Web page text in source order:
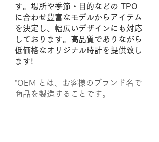
す。場所や季節・目的などの TPO
に合わせ豊富なモデルからアイテム
を決定し、幅広いデザインにも対応
しております。高品質でありながら
低価格なオリジナル時計を提供致し
ます!
*OEM とは、お客様のブランド名で
商品を製造することです。